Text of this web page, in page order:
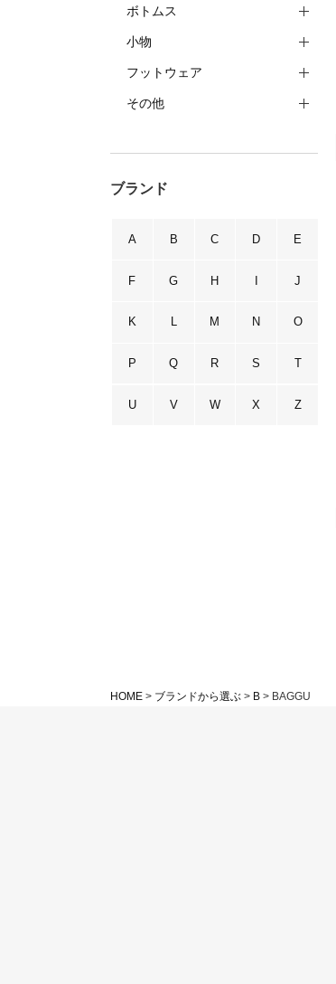
ボトムス
小物
フットウェア
その他
ブランド
A B C D E
F G H I J
K L M N O
P Q R S T
U V W X Z
HOME ブランドから選ぶ B BAGGU